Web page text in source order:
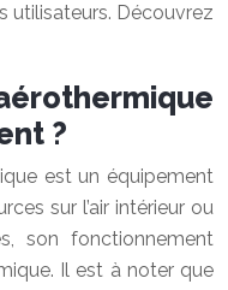
utilisateurs. Découvrez
?
est un équipement
sur l’air intérieur ou
son fonctionnement
Il est à noter que